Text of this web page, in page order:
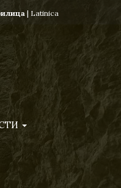
| Latinica